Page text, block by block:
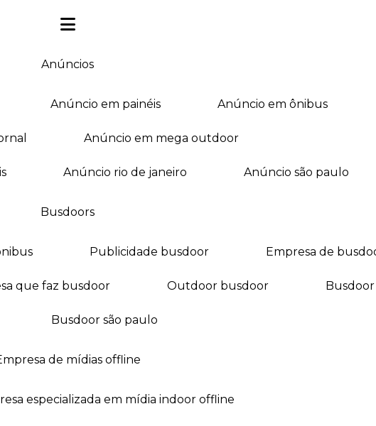
anúncios
anúncio em painéis anúncio em ônibus
anúncio em mega outdoor
anúncio rio de janeiro anúncio são paulo
busdoors
publicidade busdoor empresa de
que faz busdoor outdoor busdoor
busdoor são paulo
empresa de mídias offline
especializada em mídia indoor offline